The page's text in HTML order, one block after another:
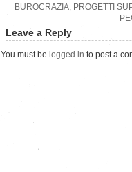
BUROCRAZIA, PROGETTI
Leave a Reply
You must be logged in to post a